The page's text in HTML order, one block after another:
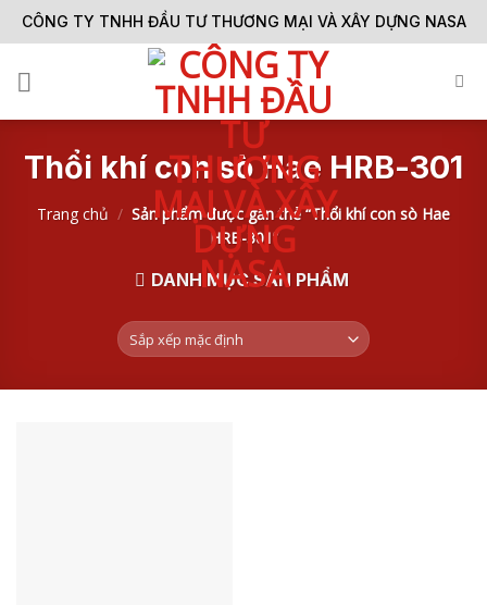
Skip
to
CÔNG TY TNHH ĐẦU TƯ THƯƠNG MẠI VÀ XÂY DỰNG NASA
Thổi khí con sò Hae HRB-301
Trang chủ / Sản phẩm được gắn thẻ “Thổi khí con sò Hae
HRB-301”
DANH MỤC SẢN PHẨM